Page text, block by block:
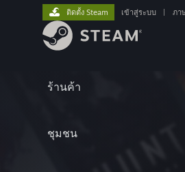
ร้านค้า
ชุมชน
ติดตั้ง Steam เข้าสู่ระบบ ภา